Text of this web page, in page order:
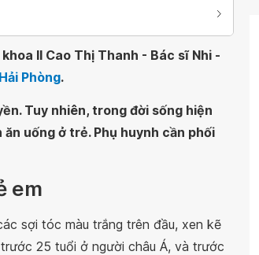
II Cao Thị Thanh - Bác sĩ Nhi -
Phòng.
Tuy nhiên, trong đời sống hiện
uống ở trẻ. Phụ huynh cần phối
em
sợi tóc màu trắng trên đầu, xen kẽ
25 tuổi ở người châu Á, và trước